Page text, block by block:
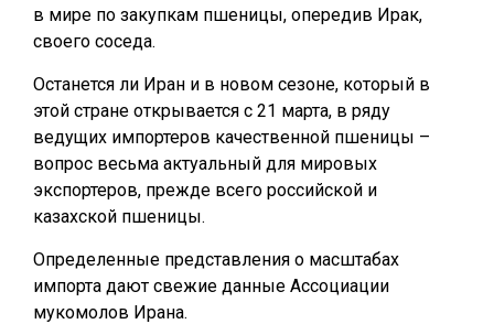
в мире по закупкам пшеницы, опередив Ирак,
своего соседа.
Останется ли Иран и в новом сезоне, который в
этой стране открывается с 21 марта, в ряду
ведущих импортеров качественной пшеницы –
вопрос весьма актуальный для мировых
экспортеров, прежде всего российской и
казахской пшеницы.
Определенные представления о масштабах
импорта дают свежие данные Ассоциации
мукомолов Ирана.